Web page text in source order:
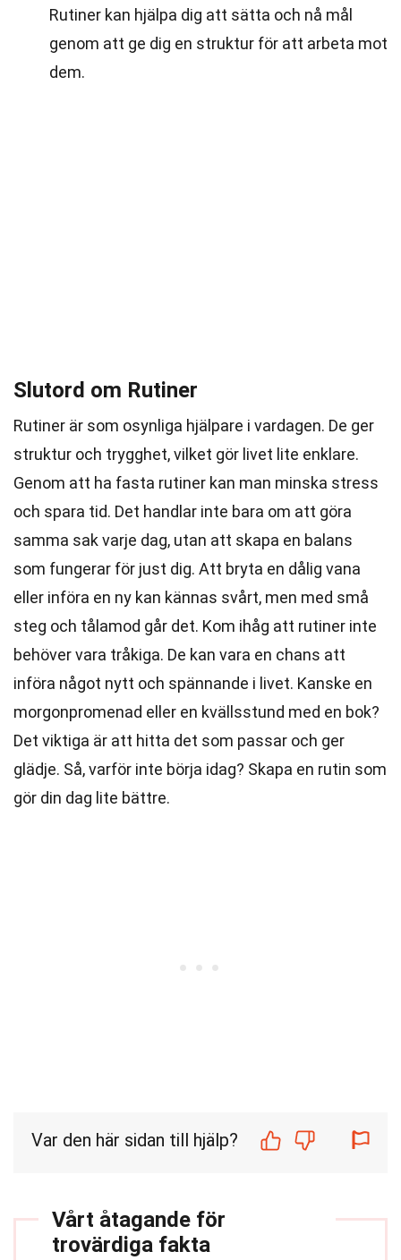
Rutiner kan hjälpa dig att sätta och nå mål
genom att ge dig en struktur för att arbeta mot
dem.
Slutord om Rutiner
Rutiner är som osynliga hjälpare i vardagen. De ger
struktur och trygghet, vilket gör livet lite enklare.
Genom att ha fasta rutiner kan man minska stress
och spara tid. Det handlar inte bara om att göra
samma sak varje dag, utan att skapa en balans
som fungerar för just dig. Att bryta en dålig vana
eller införa en ny kan kännas svårt, men med små
steg och tålamod går det. Kom ihåg att rutiner inte
behöver vara tråkiga. De kan vara en chans att
införa något nytt och spännande i livet. Kanske en
morgonpromenad eller en kvällsstund med en bok?
Det viktiga är att hitta det som passar och ger
glädje. Så, varför inte börja idag? Skapa en rutin som
gör din dag lite bättre.
Var den här sidan till hjälp?
Vårt åtagande för
trovärdiga fakta